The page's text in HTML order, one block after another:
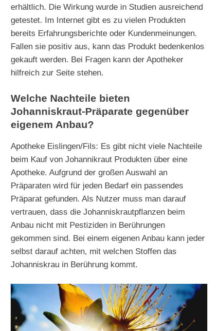
erhältlich. Die Wirkung wurde in Studien ausreichend
getestet. Im Internet gibt es zu vielen Produkten
bereits Erfahrungsberichte oder Kundenmeinungen.
Fallen sie positiv aus, kann das Produkt bedenkenlos
gekauft werden. Bei Fragen kann der Apotheker
hilfreich zur Seite stehen.
Welche Nachteile bieten
Johanniskraut-Präparate gegenüber
eigenem Anbau?
Apotheke Eislingen/Fils: Es gibt nicht viele Nachteile
beim Kauf von Johannikraut Produkten über eine
Apotheke. Aufgrund der großen Auswahl an
Präparaten wird für jeden Bedarf ein passendes
Präparat gefunden. Als Nutzer muss man darauf
vertrauen, dass die Johanniskrautpflanzen beim
Anbau nicht mit Pestiziden in Berührungen
gekommen sind. Bei einem eigenen Anbau kann jeder
selbst darauf achten, mit welchen Stoffen das
Johanniskrau in Berührung kommt.